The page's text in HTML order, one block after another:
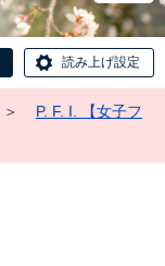
読み上げ設定
＞
P. F. I. 【女子フ